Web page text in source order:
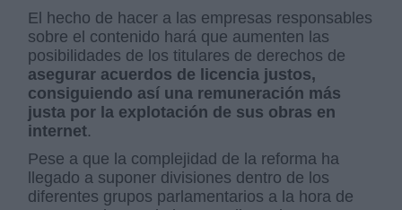
El hecho de hacer a las empresas responsables
sobre el contenido hará que aumenten las
posibilidades de los titulares de derechos de
asegurar acuerdos de licencia justos,
consiguiendo así una remuneración más
justa por la explotación de sus obras en
internet.
Pese a que la complejidad de la reforma ha
llegado a suponer divisiones dentro de los
diferentes grupos parlamentarios a la hora de